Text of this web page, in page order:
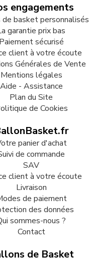
engagements
basket personnalisés
garantie prix bas
Paiement sécurisé
client à votre écoute
Générales de Vente
Mentions légales
Aide - Assistance
Plan du Site
de Cookies
panier d'achat
de commande
SAV
client à votre écoute
Livraison
de paiement
des données
sommes-nous ?
Contact
de Basket